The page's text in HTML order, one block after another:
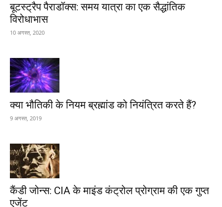
बूटस्ट्रैप पैराडॉक्स: समय यात्रा का एक सैद्धांतिक
विरोधाभास
10 अगस्त, 2020
क्या भौतिकी के नियम ब्रह्मांड को नियंत्रित करते हैं?
9 अगस्त, 2019
कैंडी जोन्स: CIA के माइंड कंट्रोल प्रोग्राम की एक गुप्त
एजेंट